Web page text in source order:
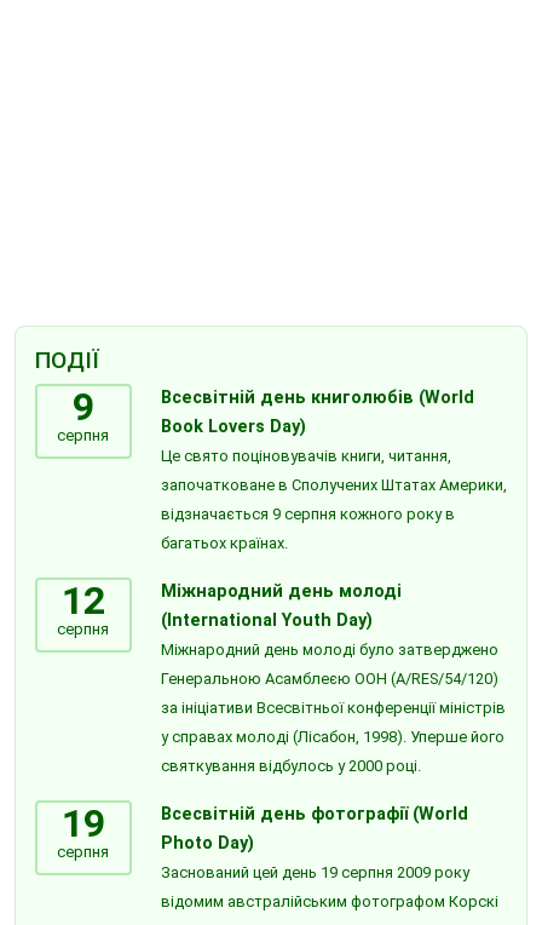
ПОДІЇ
9
серпня
Всесвітній день книголюбів (World
Book Lovers Day)
Це свято поціновувачів книги, читання,
започатковане в Сполучених Штатах Америки,
відзначається 9 серпня кожного року в
багатьох країнах.
12
серпня
Міжнародний день молоді
(International Youth Day)
Міжнародний день молоді було затверджено
Генеральною Асамблеєю ООН (A/RES/54/120)
за ініціативи Всесвітньої конференції міністрів
у справах молоді (Лісабон, 1998). Уперше його
святкування відбулось у 2000 році.
19
серпня
Всесвітній день фотографії (World
Photo Day)
Заснований цей день 19 серпня 2009 року
відомим австралійським фотографом Корскі